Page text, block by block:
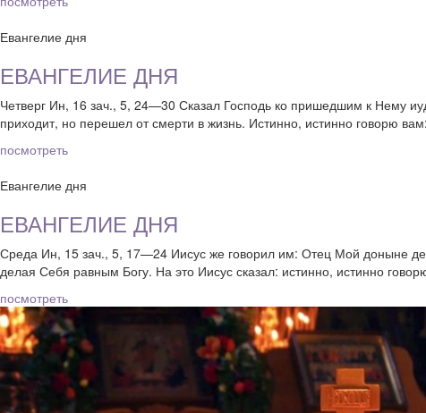
Евангелие дня
ЕВАНГЕЛИЕ ДНЯ
Четверг Ин, 16 зач., 5, 24—30 Сказал Господь ко пришедшим к Нему
приходит, но перешел от смерти в жизнь. Истинно, истинно говорю
посмотреть
Евангелие дня
ЕВАНГЕЛИЕ ДНЯ
Среда Ин, 15 зач., 5, 17—24 Иисус же говорил им: Отец Мой доныне
делая Себя равным Богу. На это Иисус сказал: истинно, истинно
посмотреть